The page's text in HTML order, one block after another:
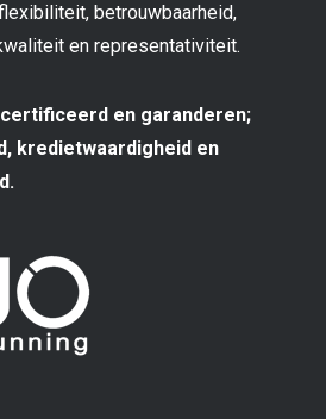
betrouwbaarheid,
en representativiteit.
en garanderen;
kredietwaardigheid en